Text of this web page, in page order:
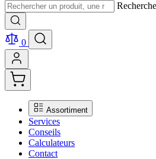
0
Assortiment
Services
Conseils
Calculateurs
Contact